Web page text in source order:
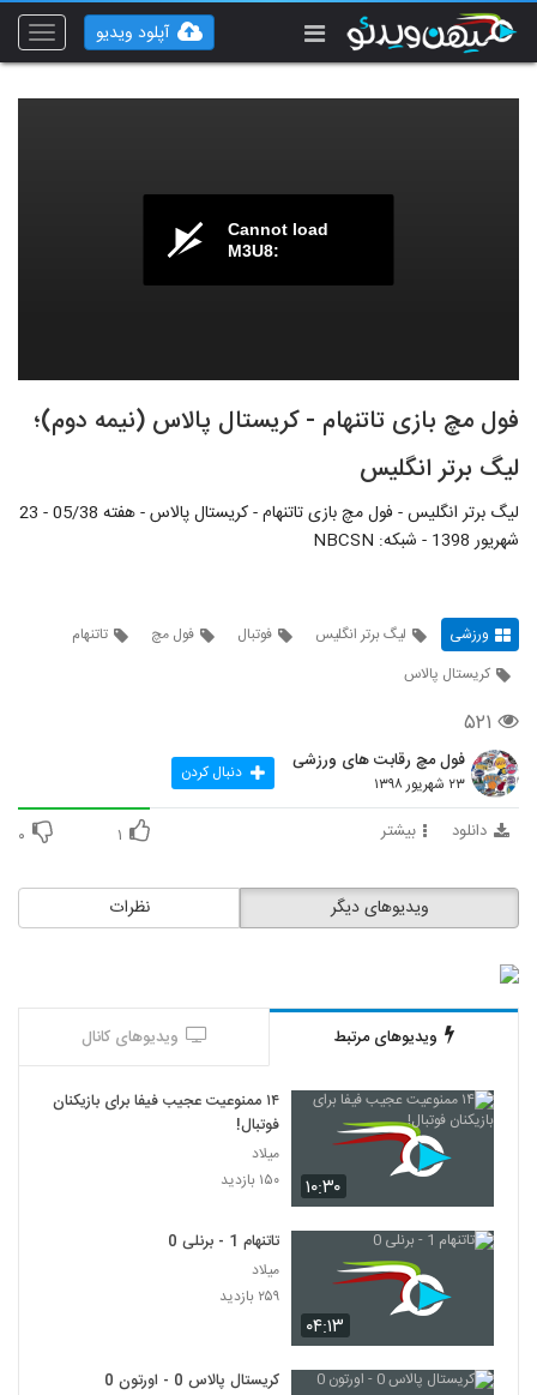
Toggle
آپلود ویدیو
Cannot load
M3U8:
فول مچ بازی تاتنهام - کریستال پالاس (نیمه دوم)؛
لیگ برتر انگلیس
لیگ برتر انگلیس - فول مچ بازی تاتنهام - کریستال پالاس - هفته 05/38 - 23
شهریور 1398 - شبکه: NBCSN
ورزشی لیگ برتر انگلیس فوتبال فول مچ
تاتنهام
کریستال پالاس
۵۲۱
فول مچ رقابت های ورزشی
۲۳ شهریور ۱۳۹۸ دنبال کردن
دانلود بیشتر ۱ ۰
نظرات ویدیوهای دیگر
ویدیوهای مرتبط ویدیوهای کانال
۱۰:۳۰
۱۴ ممنوعیت عجیب فیفا برای بازیکنان
فوتبال!
میلاد
۱۵۰ بازدید
۰۴:۱۳
تاتنهام 1 - برنلی 0
میلاد
۲۵۹ بازدید
کریستال پالاس 0 - اورتون 0